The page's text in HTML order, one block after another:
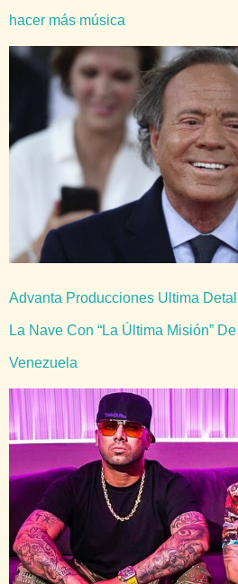
hacer más música
Advanta Producciones Ultima
La Nave Con “La Última Misión”
Venezuela